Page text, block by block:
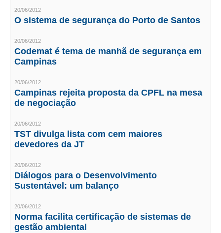
CONTRIBUIÇÃO SINDICAL URBANA
REVISÃO DE APOSENTADORIA
FGTS EXPURGOS
LEGISLAÇÃO
LEI 4.950-A/1966 – PISO SALARIAL
LEI 5.194/1966 – REGULAMENTAÇÃO DA PROFISSÃO
LEI 6.496/1977 – ART
RES 1.002/2002 – CÓDIGO DE ÉTICA
HOMOLOGAÇÕES
PISO SALARIAL
20/06/2012
O sistema de segurança do Porto de Santos
20/06/2012
Codemat é tema de manhã de segurança em
Campinas
20/06/2012
Campinas rejeita proposta da CPFL na mesa
de negociação
20/06/2012
TST divulga lista com cem maiores
devedores da JT
20/06/2012
Diálogos para o Desenvolvimento
Sustentável: um balanço
20/06/2012
Norma facilita certificação de sistemas de
gestão ambiental